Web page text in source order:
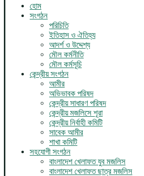
হোম
সংগঠন
পরিচিতি
ইতিহাস ও ঐতিহ্য
আদর্শ ও উদ্দেশ্য
মৌল কর্মনীতি
মৌল কর্মসূচি
কেন্দ্রীয় সংগঠন
আমীর
অভিভাবক পরিষদ
কেন্দ্রীয় সাধারণ পরিষদ
কেন্দ্রীয় মজলিসে শূরা
কেন্দ্রীয় নির্বাহী কমিটি
সাবেক আমীর
শাখা কমিটি
সহযোগী সংগঠন
বাংলাদেশ খেলাফত যুব মজলিস
বাংলাদেশ খেলাফত ছাত্র মজলিস